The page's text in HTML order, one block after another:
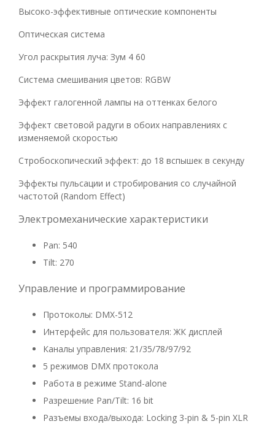
Высоко-эффективные оптические компоненты
Оптическая система
Угол раскрытия луча: Зум 4 60
Система смешивания цветов: RGBW
Эффект галогенной лампы на оттенках белого
Эффект световой радуги в обоих направлениях с
изменяемой скоростью
Стробоскопический эффект: до 18 вспышек в секунду
Эффекты пульсации и стробирования со случайной
частотой (Random Effect)
Электромеханические характеристики
Pan: 540
Tilt: 270
Управление и программирование
Протоколы: DMX-512
Интерфейс для пользователя: ЖК дисплей
Каналы управления: 21/35/78/97/92
5 режимов DMX протокола
Работа в режиме Stand-alone
Разрешение Pan/Tilt: 16 bit
Разъемы входа/выхода: Locking 3-pin & 5-pin XLR